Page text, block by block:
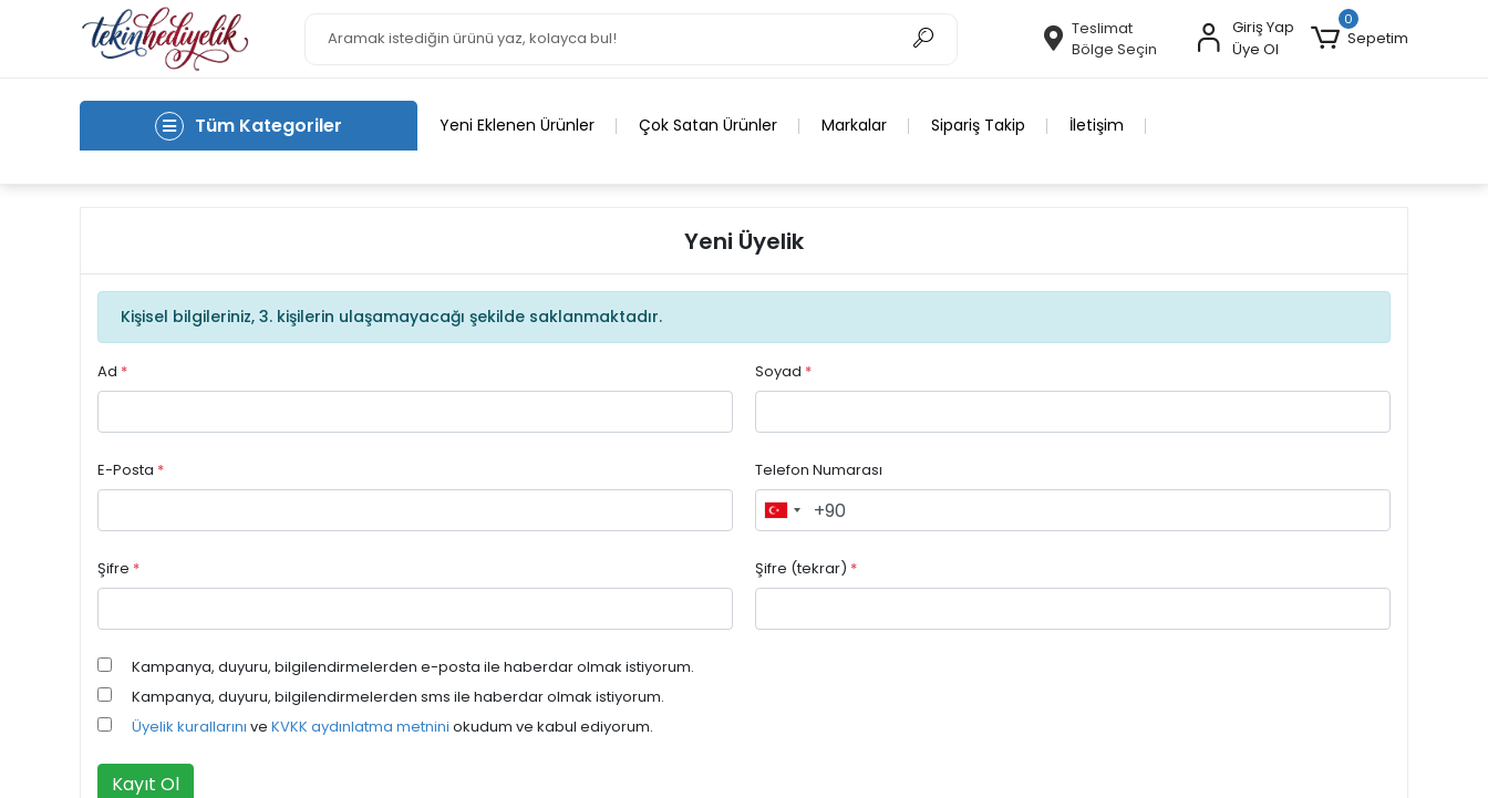
Teslimat
Bölge Seçin
Giriş Yap
Üye Ol
0
Sepetim
Tüm Kategoriler Yeni Eklenen Ürünler Çok Satan Ürünler Markalar Sipariş Takip İletişim
Yeni Üyelik
Kişisel bilgileriniz, 3. kişilerin ulaşamayacağı şekilde saklanmaktadır.
Ad * Soyad *
E-Posta * Telefon Numarası
Şifre * Şifre (tekrar) *
Kampanya, duyuru, bilgilendirmelerden e-posta ile haberdar olmak istiyorum.
Kampanya, duyuru, bilgilendirmelerden sms ile haberdar olmak istiyorum.
Üyelik kurallarını ve KVKK aydınlatma metnini okudum ve kabul ediyorum.
Kayıt Ol